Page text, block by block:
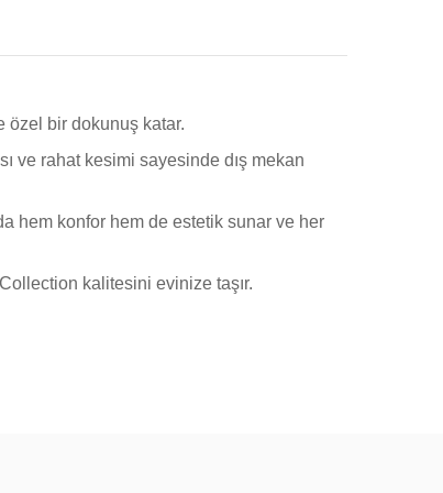
özel bir dokunuş katar.
ve rahat kesimi sayesinde dış mekan
hem konfor hem de estetik sunar ve her
kalitesini evinize taşır.